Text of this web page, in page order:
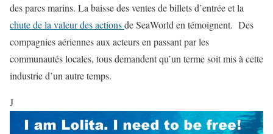
des parcs marins. La baisse des ventes de billets d’entrée et la
chute de la valeur des actionsde SeaWorld en témoignent. Des
compagnies aériennes aux acteurs en passant par les
communautés locales, tous demandent qu’un terme soit mis à cette
industrie d’un autre temps.
J